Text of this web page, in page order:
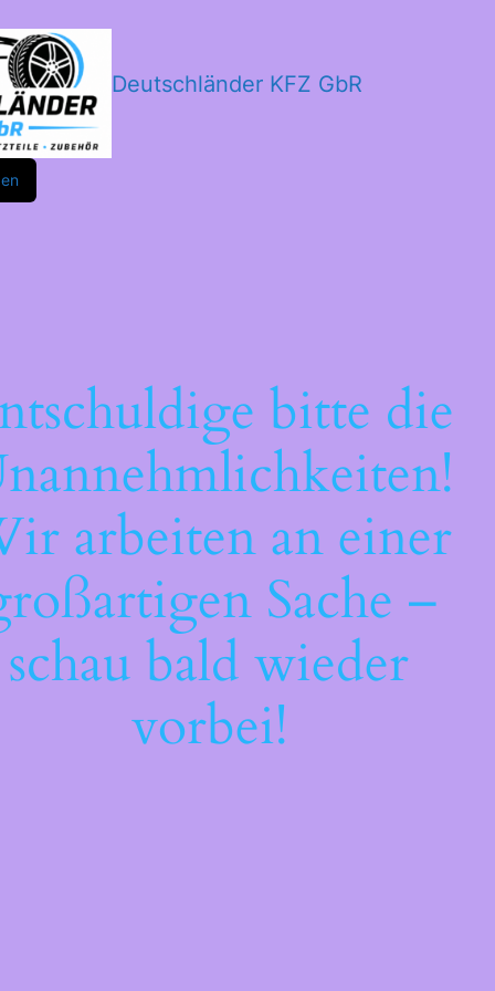
Deutschländer KFZ GbR
bitte die
arbeiten an einer
Sache –
schau bald wieder
vorbei!